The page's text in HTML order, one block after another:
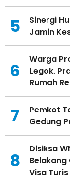
5
Sinergi
Jamin
6
Warga
Legok,
Rumah
7
Pemkot
Gedung
8
Disiksa
Belakang
Visa